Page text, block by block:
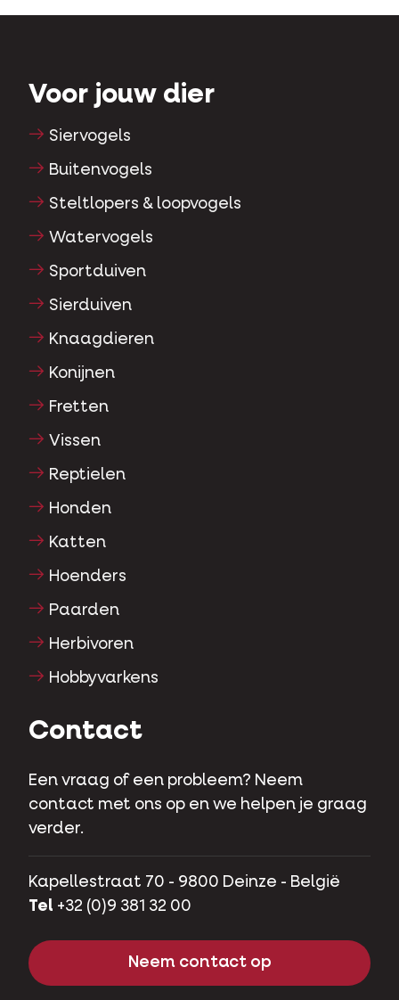
Voor jouw dier
Siervogels
Buitenvogels
Steltlopers & loopvogels
Watervogels
Sportduiven
Sierduiven
Knaagdieren
Konijnen
Fretten
Vissen
Reptielen
Honden
Katten
Hoenders
Paarden
Herbivoren
Hobbyvarkens
Contact
Een vraag of een probleem? Neem
contact met ons op en we helpen je graag
verder.
Kapellestraat 70 - 9800 Deinze - België
Tel +32 (0)9 381 32 00
Neem contact op